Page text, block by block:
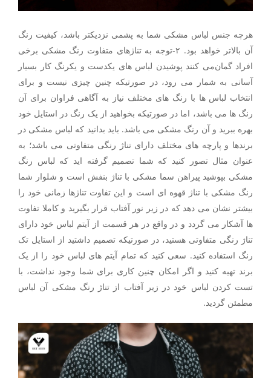
هرچه جنس لباس مشکی شما به پشمی نزدیکتر باشد، کیفیت رنگ
آن بالاتر خواهد بود. ۲-توجه به تناژهای متفاوت رنگ مشکی برخی
افراد گمان‌می کنند پوشیدن لباس های یکدست و یکرنگ کار بسیار
آسانی به شمار می رود، در صورتیکه چنین چیزی نیست و برای
انتخاب لباس ها با رنگ های مختلف نیاز به آگاهی فراوان برای آن
رنگ ها می باشد، اما در صورتیکه بخواهید از یک رنگ در استایل خود
بهره ببرید و آن رنگ مشکی می باشد. باید بدانید که لباس مشکی در
برندها و پارچه های مختلف دارای تناژ رنگی متفاوتی می باشد؛ به
عنوان مثال تصور کنید که شما تصمیم گرفته اید که لباس رنگ
مشکی بپوشید پیراهن سما مشکی با تناژ بنفش است و شلوار شما
رنگ مشکی با تناژ قهوه ای است و این تفاوت تناژها زمانی خود را
بیشتر نشان می دهد که در زیر نور آفتاب قرار بگیرید و کاملا تفاوت
ها آشکار می گردد و در واقع در هر قسمت از آیتم لباس خود دارای
تناژ رنگی متفاوتی هستید، در صورتیکه تصمیم داشتید از استایل تک
رنگ استفاده کنید. سعی کنید که تمام آیتم های لباس خود را از یک
برند تهیه کنید و اگر امکان چنین کاری برای شما وجود نداشت، با
تست کردن لباس خود در زیر آفتاب از تناژ رنگ مشکی آن لباس
مطمئن گردید.